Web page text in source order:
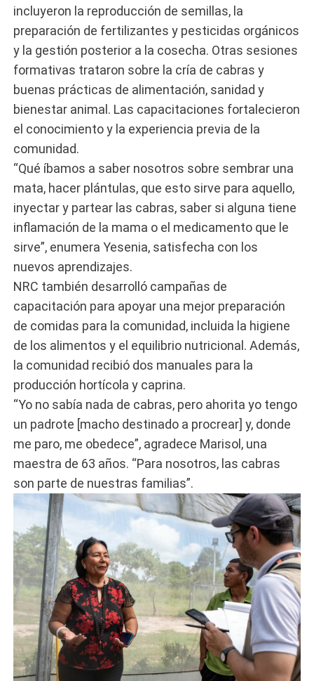
incluyeron la reproducción de semillas, la
preparación de fertilizantes y pesticidas orgánicos
y la gestión posterior a la cosecha. Otras sesiones
formativas trataron sobre la cría de cabras y
buenas prácticas de alimentación, sanidad y
bienestar animal. Las capacitaciones fortalecieron
el conocimiento y la experiencia previa de la
comunidad.
“Qué íbamos a saber nosotros sobre sembrar una
mata, hacer plántulas, que esto sirve para aquello,
inyectar y partear las cabras, saber si alguna tiene
inflamación de la mama o el medicamento que le
sirve”, enumera Yesenia, satisfecha con los
nuevos aprendizajes.
NRC también desarrolló campañas de
capacitación para apoyar una mejor preparación
de comidas para la comunidad, incluida la higiene
de los alimentos y el equilibrio nutricional. Además,
la comunidad recibió dos manuales para la
producción hortícola y caprina.
“Yo no sabía nada de cabras, pero ahorita yo tengo
un padrote [macho destinado a procrear] y, donde
me paro, me obedece”, agradece Marisol, una
maestra de 63 años. “Para nosotros, las cabras
son parte de nuestras familias”.